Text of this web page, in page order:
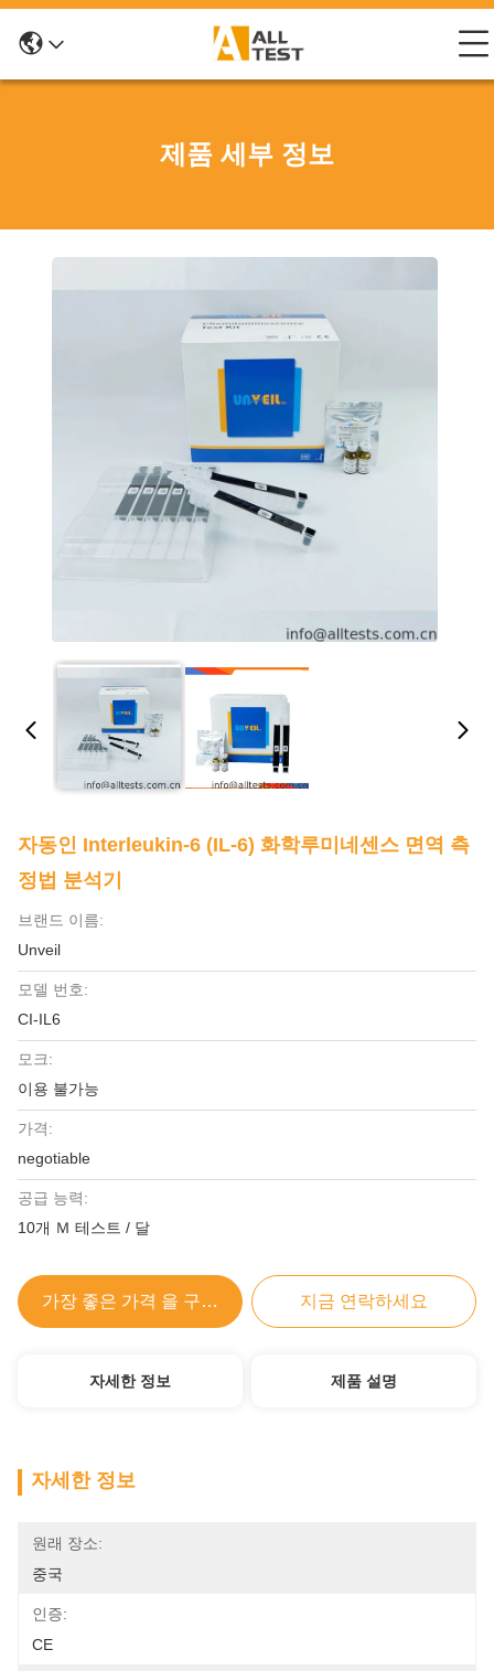
제품 세부 정보
자동인 Interleukin-6 (IL-6) 화학루미네센스 면역 측
정법 분석기
브랜드 이름:
Unveil
모델 번호:
CI-IL6
모크:
이용 불가능
가격:
negotiable
공급 능력:
10개 Ｍ 테스트 / 달
가장 좋은 가격 을 구하라 지금 연락하세요
자세한 정보 제품 설명
자세한 정보
원래 장소:
중국
인증:
CE